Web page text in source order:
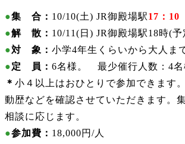
●集 合： 10/10(土) JR御殿場駅17：10
●解 散： 10/11(日) JR御殿場駅18時(予
●対 象： 小学4年生くらいから大人ま
●定 員： 6名様。 最少催行人数：4名
＊ 小４以上はおひとりで参加できます
動歴などを確認させていただきます。
相談に応じます。
●参加費： 18,000円/人